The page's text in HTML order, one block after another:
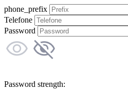
phone_prefix
Telefone
Password
Password strength: